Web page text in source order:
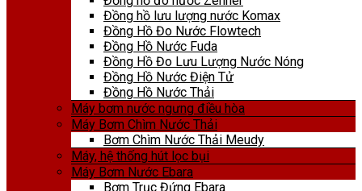
Đồng hồ lưu lượng nước Komax
Đồng Hồ Đo Nước Flowtech
Đồng Hồ Nước Fuda
Đồng Hồ Đo Lưu Lượng Nước Nóng
Đồng Hồ Nước Điện Tử
Đồng Hồ Nước Thải
Máy bơm nước ngưng điều hòa
Máy Bơm Chìm Nước Thải
Bơm Chìm Nước Thải Meudy
Máy, hệ thống hút lọc bụi
Máy Bơm Nước Ebara
Bơm Trục Đứng Ebara